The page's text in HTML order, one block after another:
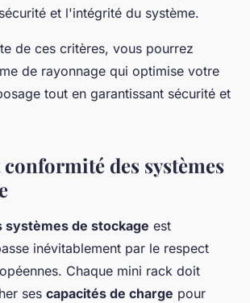
et l'intégrité du système.
de ces critères, vous pourrez
de rayonnage qui optimise votre
tout en garantissant sécurité et
des systèmes
systèmes de stockage est
inévitablement par le respect
Chaque mini rack doit
ses capacités de charge pour